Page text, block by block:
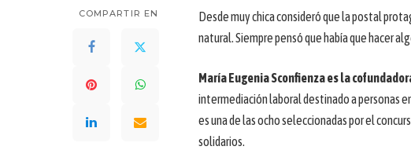
COMPARTIR EN
Desde muy chica consideró que la postal
natural. Siempre pensó que había que hacer
María Eugenia Sconfienza es la
intermediación laboral destinado a personas
es una de las ocho seleccionadas por el
solidarios.